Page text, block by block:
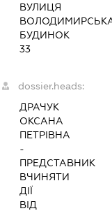
ВУЛИЦЯ
БУДИНОК
33
dossier.heads:
ДРАЧУК
ОКСАНА
ПЕТРІВНА
-
ПРЕДСТАВНИК
ВЧИНЯТИ
ДІЇ
ВІД